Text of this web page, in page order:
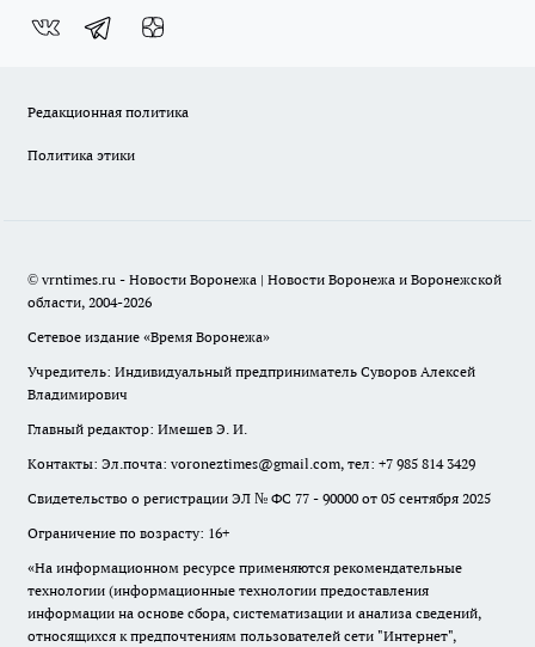
Редакционная политика
Политика этики
© vrntimes.ru - Новости Воронежа | Новости Воронежа и Воронежской
области, 2004-2026
Сетевое издание «Время Воронежа»
Учредитель: Индивидуальный предприниматель Суворов Алексей
Владимирович
Главный редактор: Имешев Э. И.
Контакты: Эл.почта: voroneztimes@gmail.com, тел: +7 985 814 3429
Свидетельство о регистрации ЭЛ № ФС 77 - 90000 от 05 сентября 2025
Ограничение по возрасту: 16+
«На информационном ресурсе применяются рекомендательные
технологии (информационные технологии предоставления
информации на основе сбора, систематизации и анализа сведений,
относящихся к предпочтениям пользователей сети "Интернет",